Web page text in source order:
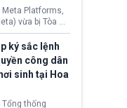
giao” để xoa
thẳng.
Meta Platforms,
vừa bị Tòa án
Mexico yêu
góp 567 triệu
một quỹ khắc
quả. Quyết
diễn ra sau khi
định, những nền
xã hội
ký sắc lệnh
công dân
sinh tại Hoa
Tổng thống